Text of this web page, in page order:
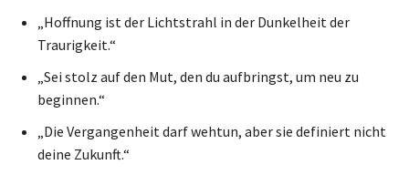
„Hoffnung ist der Lichtstrahl in der Dunkelheit der
Traurigkeit.“
„Sei stolz auf den Mut, den du aufbringst, um neu zu
beginnen.“
„Die Vergangenheit darf wehtun, aber sie definiert nicht
deine Zukunft.“